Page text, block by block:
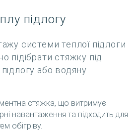
підлогу
системи теплої підлоги
підібрати стяжку під
або водяну
стяжка, що витримує
навантаження та підходить для
обігріву.